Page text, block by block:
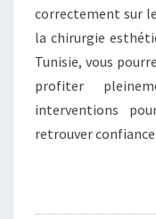
correctement sur
la chirurgie
Tunisie, vous
profiter
interventions
retrouver confiance